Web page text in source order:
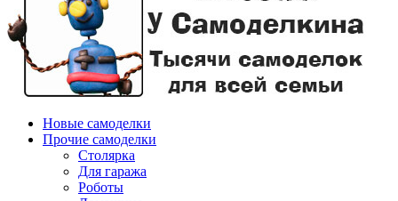
Новые самоделки
Прочие самоделки
Столярка
Для гаража
Роботы